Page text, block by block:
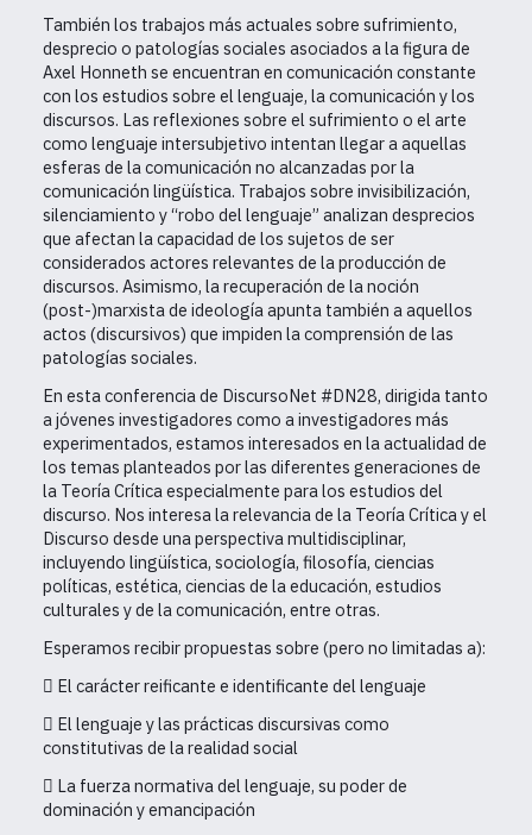
También los trabajos más actuales sobre sufrimiento,
desprecio o patologías sociales asociados a la figura de
Axel Honneth se encuentran en comunicación constante
con los estudios sobre el lenguaje, la comunicación y los
discursos. Las reflexiones sobre el sufrimiento o el arte
como lenguaje intersubjetivo intentan llegar a aquellas
esferas de la comunicación no alcanzadas por la
comunicación lingüística. Trabajos sobre invisibilización,
silenciamiento y “robo del lenguaje” analizan desprecios
que afectan la capacidad de los sujetos de ser
considerados actores relevantes de la producción de
discursos. Asimismo, la recuperación de la noción
(post-)marxista de ideología apunta también a aquellos
actos (discursivos) que impiden la comprensión de las
patologías sociales.
En esta conferencia de DiscursoNet #DN28, dirigida tanto
a jóvenes investigadores como a investigadores más
experimentados, estamos interesados en la actualidad de
los temas planteados por las diferentes generaciones de
la Teoría Crítica especialmente para los estudios del
discurso. Nos interesa la relevancia de la Teoría Crítica y el
Discurso desde una perspectiva multidisciplinar,
incluyendo lingüística, sociología, filosofía, ciencias
políticas, estética, ciencias de la educación, estudios
culturales y de la comunicación, entre otras.
Esperamos recibir propuestas sobre (pero no limitadas a):
 El carácter reificante e identificante del lenguaje
 El lenguaje y las prácticas discursivas como
constitutivas de la realidad social
 La fuerza normativa del lenguaje, su poder de
dominación y emancipación